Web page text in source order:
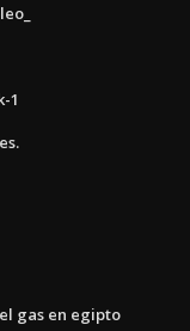
1
gas en egipto